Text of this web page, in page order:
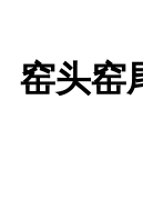
窑头窑